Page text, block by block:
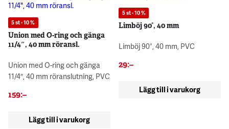
5 st - 10 %
Union med O-ring och gänga
11/4″, 40 mm röransl.
Union med O-ring och gänga
11/4″, 40 mm röranslutning, PVC
159:–
Lägg till i varukorg
5 st - 10 %
Limböj 90°, 40 mm
Limböj 90°, 40 mm, PVC
29:–
Lägg till i varukorg